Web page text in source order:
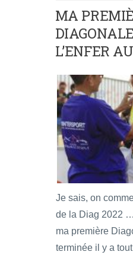
MA
L’ENFER
Je sais, on
de la Diag 2022
ma première
terminée il y a